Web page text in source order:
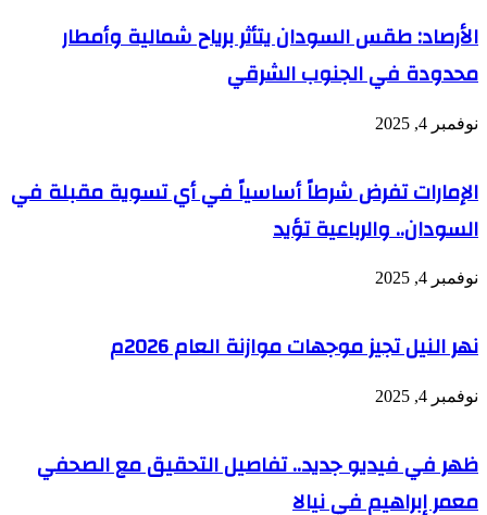
الأرصاد: طقس السودان يتأثر برياح شمالية وأمطار
محدودة في الجنوب الشرقي
نوفمبر 4, 2025
الإمارات تفرض شرطاً أساسياً في أي تسوية مقبلة في
السودان.. والرباعية تؤيد
نوفمبر 4, 2025
نهر النيل تجيز موجهات موازنة العام 2026م
نوفمبر 4, 2025
ظهر في فيديو جديد.. تفاصيل التحقيق مع الصحفي
معمر إبراهيم في نيالا